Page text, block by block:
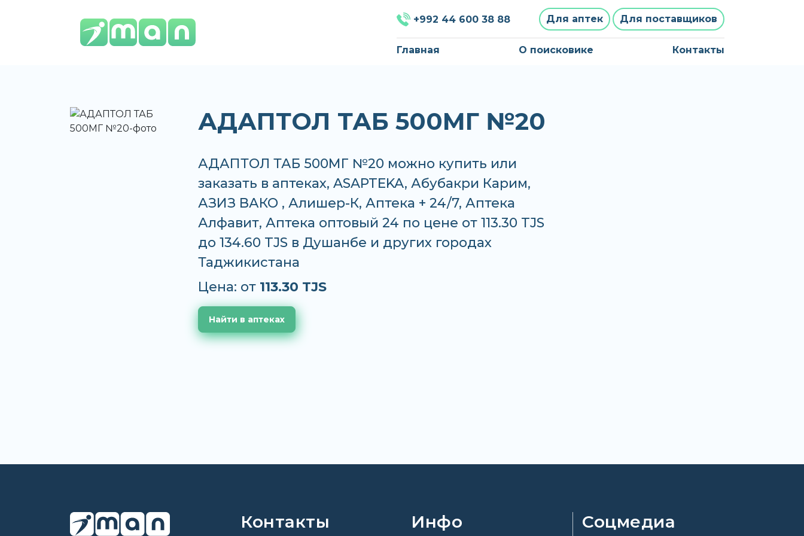
+992 44 600 38 88 Для аптек Для поставщиков
Главная О поисковике Контакты
АДАПТОЛ ТАБ 500МГ №20
АДАПТОЛ ТАБ 500МГ №20 можно купить или
заказать в аптеках, ASAPTEKA, Абубакри Карим,
АЗИЗ ВАКО , Алишер-К, Аптека + 24/7, Аптека
Алфавит, Аптека оптовый 24 по цене от 113.30 TJS
до 134.60 TJS в Душанбе и других городах
Таджикистана
Цена: от 113.30 TJS
Найти в аптеках
Контакты Инфо Соцмедиа